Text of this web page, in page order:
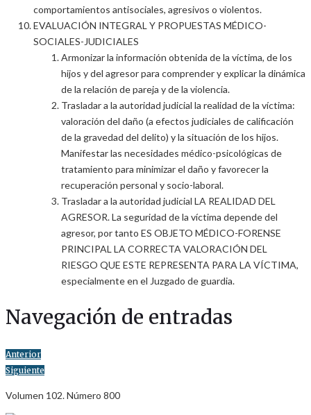
comportamientos antisociales, agresivos o violentos.
EVALUACIÓN INTEGRAL Y PROPUESTAS MÉDICO-
SOCIALES-JUDICIALES
Armonizar la información obtenida de la víctima, de los
hijos y del agresor para comprender y explicar la dinámica
de la relación de pareja y de la violencia.
Trasladar a la autoridad judicial la realidad de la víctima:
valoración del daño (a efectos judiciales de calificación
de la gravedad del delito) y la situación de los hijos.
Manifestar las necesidades médico-psicológicas de
tratamiento para minimizar el daño y favorecer la
recuperación personal y socio-laboral.
Trasladar a la autoridad judicial LA REALIDAD DEL
AGRESOR. La seguridad de la víctima depende del
agresor, por tanto ES OBJETO MÉDICO-FORENSE
PRINCIPAL LA CORRECTA VALORACIÓN DEL
RIESGO QUE ESTE REPRESENTA PARA LA VÍCTIMA,
especialmente en el Juzgado de guardia.
Navegación de entradas
Anterior
Siguiente
Volumen 102. Número 800